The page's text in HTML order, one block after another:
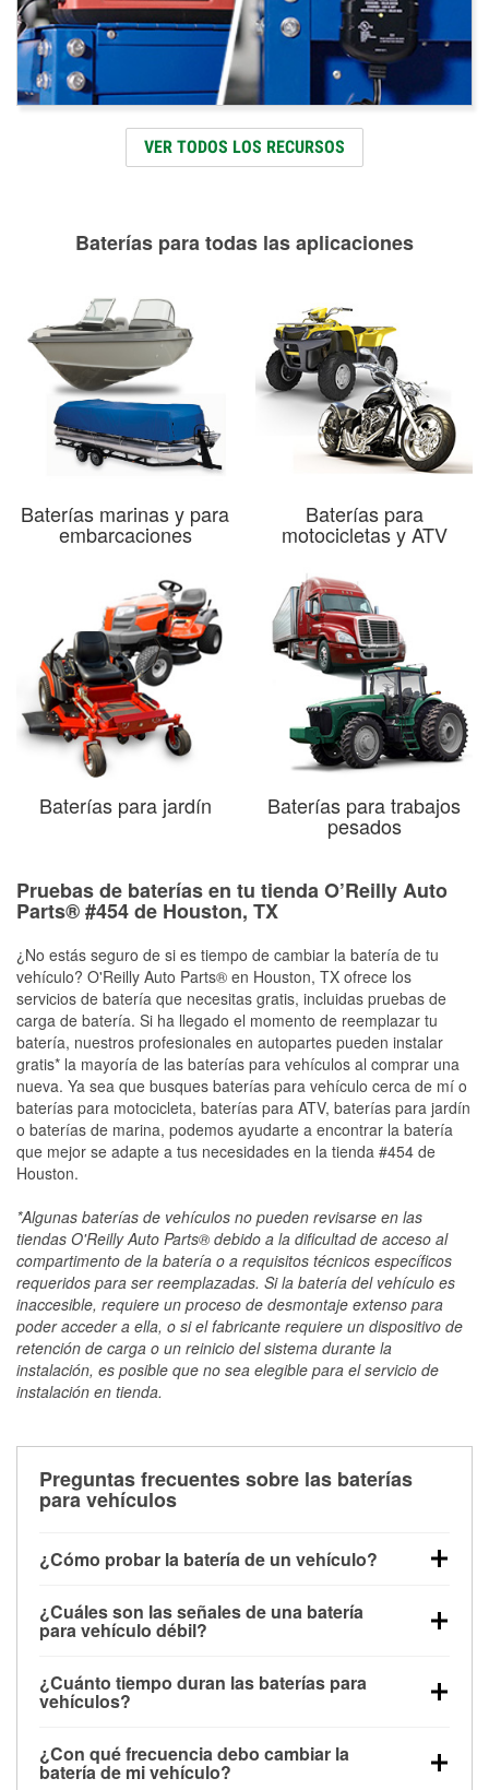
VER TODOS LOS RECURSOS
Baterías para todas las aplicaciones
Baterías marinas y para
embarcaciones
Baterías para
motocicletas y ATV
Baterías para jardín Baterías para trabajos
pesados
Pruebas de baterías en tu tienda O’Reilly Auto
Parts® #454 de Houston, TX
¿No estás seguro de si es tiempo de cambiar la batería de tu
vehículo? O'Reilly Auto Parts® en Houston, TX ofrece los
servicios de batería que necesitas gratis, incluidas pruebas de
carga de batería. Si ha llegado el momento de reemplazar tu
batería, nuestros profesionales en autopartes pueden instalar
gratis* la mayoría de las baterías para vehículos al comprar una
nueva. Ya sea que busques baterías para vehículo cerca de mí o
baterías para motocicleta, baterías para ATV, baterías para jardín
o baterías de marina, podemos ayudarte a encontrar la batería
que mejor se adapte a tus necesidades en la tienda #454 de
Houston.
*Algunas baterías de vehículos no pueden revisarse en las
tiendas O'Reilly Auto Parts® debido a la dificultad de acceso al
compartimento de la batería o a requisitos técnicos específicos
requeridos para ser reemplazadas. Si la batería del vehículo es
inaccesible, requiere un proceso de desmontaje extenso para
poder acceder a ella, o si el fabricante requiere un dispositivo de
retención de carga o un reinicio del sistema durante la
instalación, es posible que no sea elegible para el servicio de
instalación en tienda.
Preguntas frecuentes sobre las baterías
para vehículos
¿Cómo probar la batería de un vehículo?
maneras. El método más rápido es utilizar un
multímetro: con el vehículo apagado, conecta los
voltaje: una batería en buen estado y totalmente
cargada debería indicar unos 12.6 voltios. Es
importante saber que las baterías descargadas a
veces pueden mostrar una carga completa, y un
¿Cuáles son las señales de una batería
para vehículo débil?
advertencia. Un arranque lento del motor, faros
tenues, chasquidos al girar la llave o luces de
que la batería tiene una potencia de carga débil.
¿Cuánto tiempo duran las baterías para
vehículos?
entre 3 y 5 años. La duración exacta depende de los
¿Con qué frecuencia debo cambiar la
batería de mi vehículo?